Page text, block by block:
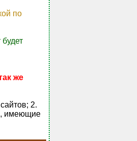
по
же
2.
имеющие